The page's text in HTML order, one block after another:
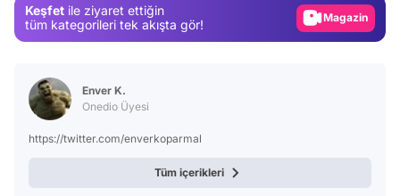
Keşfet ile ziyaret ettiğin
tüm kategorileri tek akışta gör!
Magazin
Enver K.
Onedio Üyesi
https://twitter.com/enverkoparmal
Tüm içerikleri